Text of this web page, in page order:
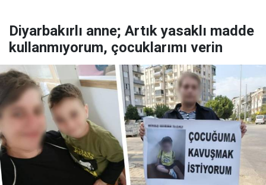
Diyarbakırlı anne; Artık yasaklı madde
kullanmıyorum, çocuklarımı verin